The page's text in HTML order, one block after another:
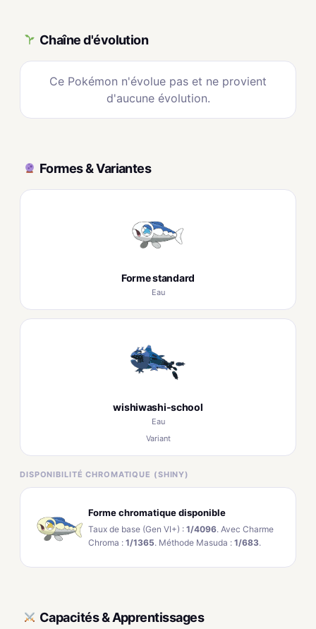
Chaîne d'évolution
Ce Pokémon n'évolue pas et ne provient
d'aucune évolution.
Formes & Variantes
Forme standard
Eau
wishiwashi-school
Eau
Variant
DISPONIBILITÉ CHROMATIQUE (SHINY)
Forme chromatique disponible
Taux de base (Gen VI+) : 1/4096. Avec Charme
Chroma : 1/1365. Méthode Masuda : 1/683.
Capacités & Apprentissages